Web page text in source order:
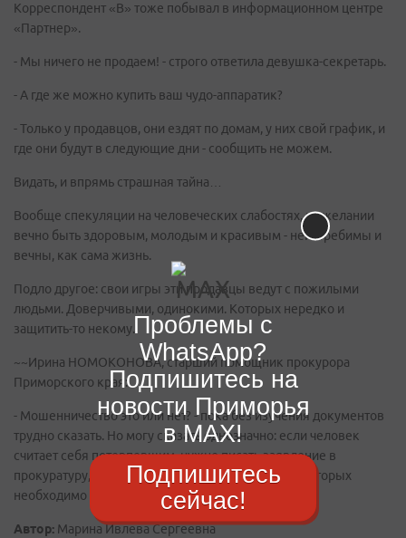
Корреспондент «В» тоже побывал в информационном центре
«Партнер».
- Мы ничего не продаем! - строго ответила девушка-секретарь.
- А где же можно купить ваш чудо-аппаратик?
- Только у продавцов, они ездят по домам, у них свой график, и
где они будут в следующие дни - сообщить не можем.
Видать, и впрямь страшная тайна…
Вообще спекуляции на человеческих слабостях, на желании
вечно быть здоровым, молодым и красивым - неистребимы и
вечны, как сама жизнь.
Подло другое: свои игры эти продавцы ведут с пожилыми
людьми. Доверчивыми, одинокими. Которых нередко и
защитить-то некому.
~~Ирина НОМОКОНОВА, старший помощник прокурора
Приморского края:
- Мошенничество это или нет? - пока без изучения документов
трудно сказать. Но могу сказать однозначно: если человек
считает себя потерпевшим, нужно писать заявление в
прокуратуру, судя по всему, здесь есть факты, в которых
необходимо разбираться специалистам. ~~
Автор: Марина Ивлева Сергеевна
Проблемы с
WhatsApp?
Подпишитесь на
новости Приморья
в MAX!
Подпишитесь
сейчас!